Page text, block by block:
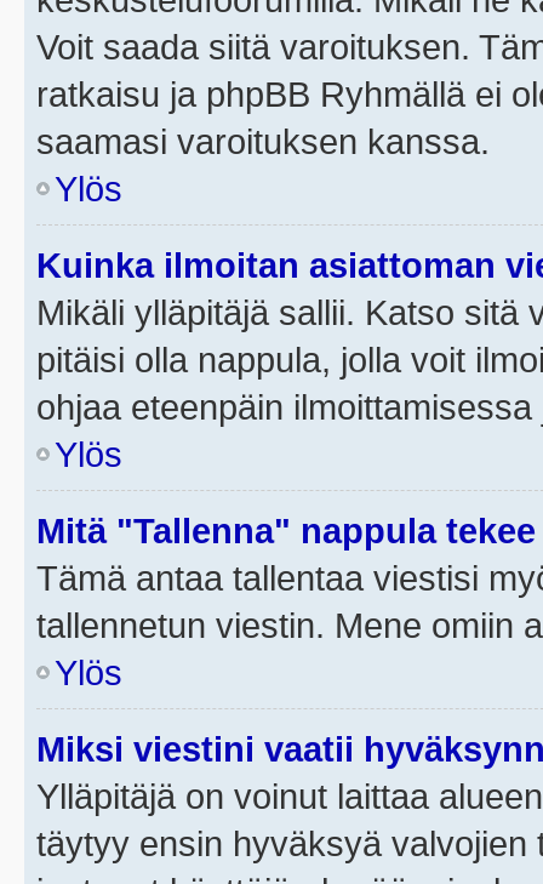
Voit saada siitä varoituksen.
ratkaisu ja phpBB Ryhmällä ei
saamasi varoituksen kanssa.
Ylös
Kuinka ilmoitan asiattoman
Mikäli ylläpitäjä sallii. Katso sitä
pitäisi olla nappula, jolla voit
ohjaa eteenpäin
Ylös
Mitä "Tallenna" nappula
Tämä antaa tallentaa viestisi
tallennetun viestin. Mene omiin
Ylös
Miksi viestini vaatii
Ylläpitäjä on voinut laittaa
täytyy ensin hyväksyä